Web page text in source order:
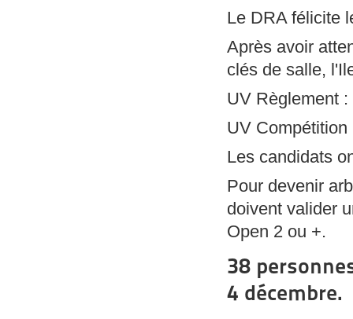
Le DRA félicite
Après avoir
clés de salle,
UV Règlement
UV
Les candidats
Pour devenir
doivent valider
Open 2 ou +.
38
4 décembre.